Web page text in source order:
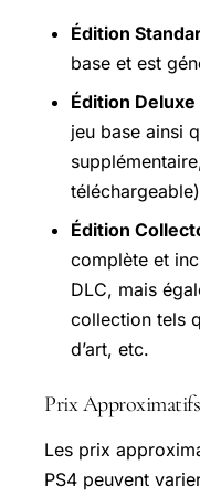
Édition
base et est
Édition Deluxe
jeu base ainsi
Édition
complète et
DLC, mais
collection tels
d’art, etc.
Prix Approximatifs
Les prix
PS4 peuvent